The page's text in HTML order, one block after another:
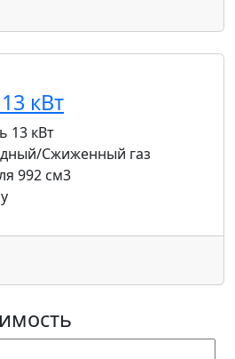
кВт
13 кВт
Сжиженный газ
992 см3